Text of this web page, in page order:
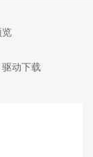
览
驱动下载